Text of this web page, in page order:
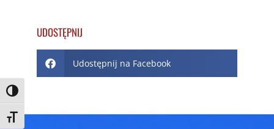
Toggle High Contrast
Toggle Font size
UDOSTĘPNIJ
Udostępnij na Facebook